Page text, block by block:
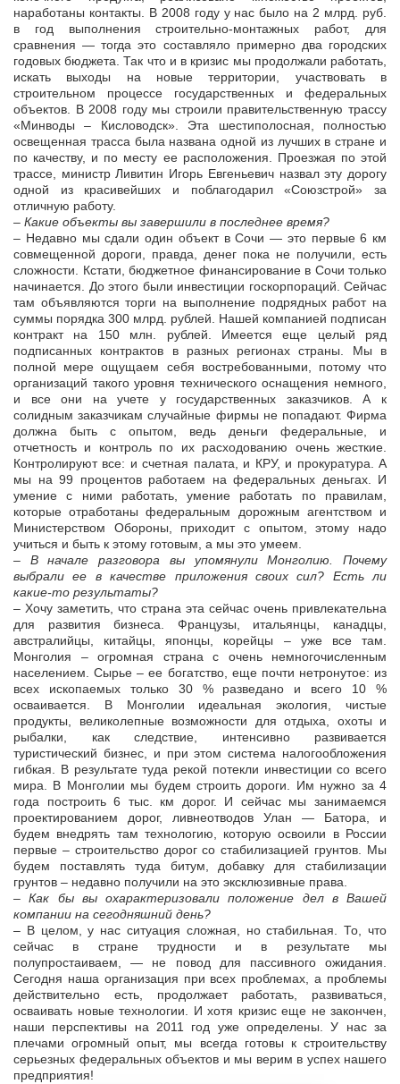
наработаны контакты. В 2008 году у нас было на 2 млрд. руб.
в год выполнения строительно-монтажных работ, для
сравнения — тогда это составляло примерно два городских
годовых бюджета. Так что и в кризис мы продолжали работать,
искать выходы на новые территории, участвовать в
строительном процессе государственных и федеральных
объектов. В 2008 году мы строили правительственную трассу
«Минводы – Кисловодск». Эта шестиполосная, полностью
освещенная трасса была названа одной из лучших в стране и
по качеству, и по месту ее расположения. Проезжая по этой
трассе, министр Ливитин Игорь Евгеньевич назвал эту дорогу
одной из красивейших и поблагодарил «Союзстрой» за
отличную работу.
– Какие объекты вы завершили в последнее время?
– Недавно мы сдали один объект в Сочи — это первые 6 км
совмещенной дороги, правда, денег пока не получили, есть
сложности. Кстати, бюджетное финансирование в Сочи только
начинается. До этого были инвестиции госкорпораций. Сейчас
там объявляются торги на выполнение подрядных работ на
суммы порядка 300 млрд. рублей. Нашей компанией подписан
контракт на 150 млн. рублей. Имеется еще целый ряд
подписанных контрактов в разных регионах страны. Мы в
полной мере ощущаем себя востребованными, потому что
организаций такого уровня технического оснащения немного,
и все они на учете у государственных заказчиков. А к
солидным заказчикам случайные фирмы не попадают. Фирма
должна быть с опытом, ведь деньги федеральные, и
отчетность и контроль по их расходованию очень жесткие.
Контролируют все: и счетная палата, и КРУ, и прокуратура. А
мы на 99 процентов работаем на федеральных деньгах. И
умение с ними работать, умение работать по правилам,
которые отработаны федеральным дорожным агентством и
Министерством Обороны, приходит с опытом, этому надо
учиться и быть к этому готовым, а мы это умеем.
– В начале разговора вы упомянули Монголию. Почему
выбрали ее в качестве приложения своих сил? Есть ли
какие-то результаты?
– Хочу заметить, что страна эта сейчас очень привлекательна
для развития бизнеса. Французы, итальянцы, канадцы,
австралийцы, китайцы, японцы, корейцы – уже все там.
Монголия – огромная страна с очень немногочисленным
населением. Сырье – ее богатство, еще почти нетронутое: из
всех ископаемых только 30 % разведано и всего 10 %
осваивается. В Монголии идеальная экология, чистые
продукты, великолепные возможности для отдыха, охоты и
рыбалки, как следствие, интенсивно развивается
туристический бизнес, и при этом система налогообложения
гибкая. В результате туда рекой потекли инвестиции со всего
мира. В Монголии мы будем строить дороги. Им нужно за 4
года построить 6 тыс. км дорог. И сейчас мы занимаемся
проектированием дорог, ливнеотводов Улан — Батора, и
будем внедрять там технологию, которую освоили в России
первые – строительство дорог со стабилизацией грунтов. Мы
будем поставлять туда битум, добавку для стабилизации
грунтов – недавно получили на это эксклюзивные права.
– Как бы вы охарактеризовали положение дел в Вашей
компании на сегодняшний день?
– В целом, у нас ситуация сложная, но стабильная. То, что
сейчас в стране трудности и в результате мы
полупростаиваем, — не повод для пассивного ожидания.
Сегодня наша организация при всех проблемах, а проблемы
действительно есть, продолжает работать, развиваться,
осваивать новые технологии. И хотя кризис еще не закончен,
наши перспективы на 2011 год уже определены. У нас за
плечами огромный опыт, мы всегда готовы к строительству
серьезных федеральных объектов и мы верим в успех нашего
предприятия!